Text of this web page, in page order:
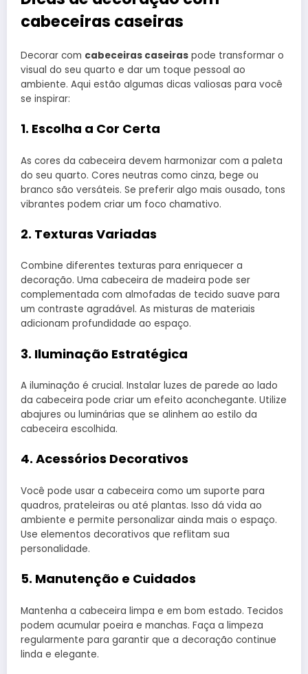
cabeceiras caseiras
Decorar com cabeceiras caseiras pode transformar o
visual do seu quarto e dar um toque pessoal ao
ambiente. Aqui estão algumas dicas valiosas para você
se inspirar:
1. Escolha a Cor Certa
As cores da cabeceira devem harmonizar com a paleta
do seu quarto. Cores neutras como cinza, bege ou
branco são versáteis. Se preferir algo mais ousado, tons
vibrantes podem criar um foco chamativo.
2. Texturas Variadas
Combine diferentes texturas para enriquecer a
decoração. Uma cabeceira de madeira pode ser
complementada com almofadas de tecido suave para
um contraste agradável. As misturas de materiais
adicionam profundidade ao espaço.
3. Iluminação Estratégica
A iluminação é crucial. Instalar luzes de parede ao lado
da cabeceira pode criar um efeito aconchegante. Utilize
abajures ou luminárias que se alinhem ao estilo da
cabeceira escolhida.
4. Acessórios Decorativos
Você pode usar a cabeceira como um suporte para
quadros, prateleiras ou até plantas. Isso dá vida ao
ambiente e permite personalizar ainda mais o espaço.
Use elementos decorativos que reflitam sua
personalidade.
5. Manutenção e Cuidados
Mantenha a cabeceira limpa e em bom estado. Tecidos
podem acumular poeira e manchas. Faça a limpeza
regularmente para garantir que a decoração continue
linda e elegante.